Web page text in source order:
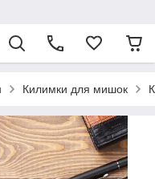
Килимки для мишок